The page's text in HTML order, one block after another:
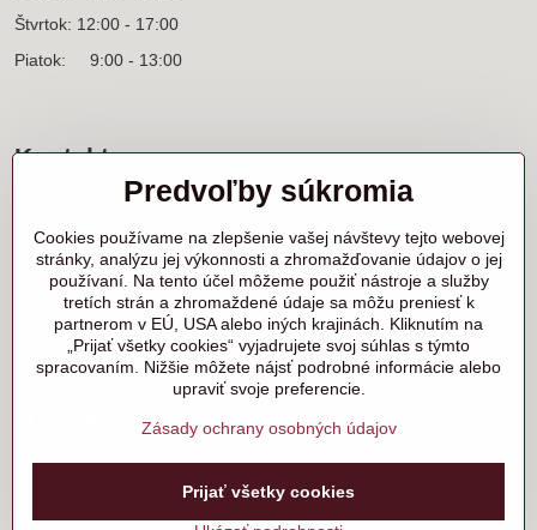
Štvrtok: 12:00 - 17:00
Piatok: 9:00 - 13:00
Kontakt
Sídlo firmy a korešpondenčná adresa
Ľanová 31
900 25 Chorvátsky Grob
+421 905 818 702 p. Marek Nerád
+421 910 919 130 p. Michal Horník
+421 910 298 457 showroom
samurai@samurai.sk
Facebook Instagram
©2026Copyright
Predvoľby súkromiaZásady ochrany osobných údajov
Predvoľby súkromia
Cookies používame na zlepšenie vašej návštevy tejto webovej
stránky, analýzu jej výkonnosti a zhromažďovanie údajov o jej
používaní. Na tento účel môžeme použiť nástroje a služby
tretích strán a zhromaždené údaje sa môžu preniesť k
partnerom v EÚ, USA alebo iných krajinách. Kliknutím na
„Prijať všetky cookies“ vyjadrujete svoj súhlas s týmto
spracovaním. Nižšie môžete nájsť podrobné informácie alebo
upraviť svoje preferencie.
Zásady ochrany osobných údajov
Prijať všetky cookies